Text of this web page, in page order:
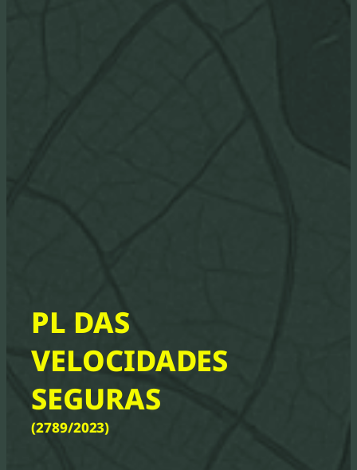
PL DAS
VELOCIDADES
SEGURAS
(2789/2023)